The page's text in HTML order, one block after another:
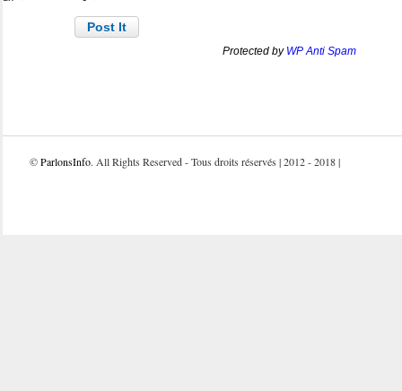
Protected by WP Anti Spam
©ParlonsInfo. All Rights Reserved - Tous droits réservés | 2012 - 2018 |